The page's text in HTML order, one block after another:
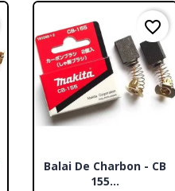
Aperçu rapide
Balai De Charbon - CB
155...
favorite_border